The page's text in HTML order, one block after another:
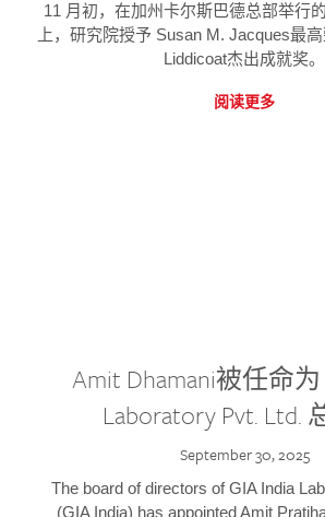
11 月初，在加州卡尔斯巴德总部举行
上，研究院授予 Susan M. Jacques最
Liddicoat杰出成就奖。
阅读更多
Amit Dhamani被任命为
Laboratory Pvt. Ltd.
September 30, 2025
The board of directors of GIA India
(GIA India) has appointed Amit